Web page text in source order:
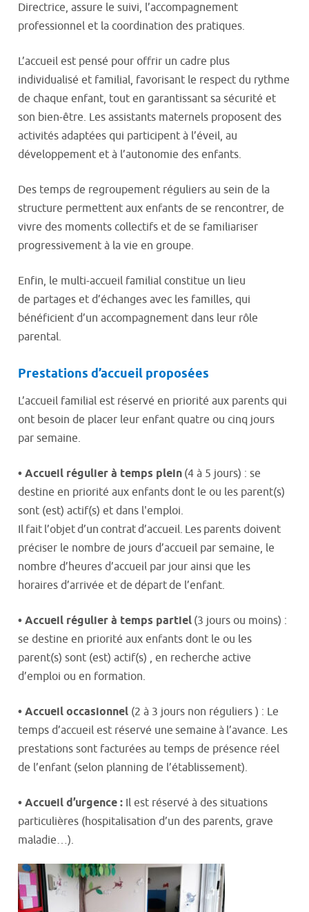
Directrice, assure le suivi, l’accompagnement
professionnel et la coordination des pratiques.
L’accueil est pensé pour offrir un cadre plus
individualisé et familial, favorisant le respect du rythme
de chaque enfant, tout en garantissant sa sécurité et
son bien-être. Les assistants maternels proposent des
activités adaptées qui participent à l’éveil, au
développement et à l’autonomie des enfants.
Des temps de regroupement réguliers au sein de la
structure permettent aux enfants de se rencontrer, de
vivre des moments collectifs et de se familiariser
progressivement à la vie en groupe.
Enfin, le multi-accueil familial constitue un lieu
de partages et d’échanges avec les familles, qui
bénéficient d’un accompagnement dans leur rôle
parental.
Prestations d’accueil proposées
L’accueil familial est réservé en priorité aux parents qui
ont besoin de placer leur enfant quatre ou cinq jours
par semaine.
•Accueil régulier à temps plein (4 à 5 jours) : se
destine en priorité aux enfants dont le ou les parent(s)
sont (est) actif(s) et dans l'emploi.
Il fait l’objet d’un contrat d’accueil. Les parents doivent
préciser le nombre de jours d’accueil par semaine, le
nombre d’heures d’accueil par jour ainsi que les
horaires d’arrivée et de départ de l’enfant.
• Accueil régulier à temps partiel (3 jours ou moins) :
se destine en priorité aux enfants dont le ou les
parent(s) sont (est) actif(s) , en recherche active
d’emploi ou en formation.
•Accueil occasionnel (2 à 3 jours non réguliers ) : Le
temps d’accueil est réservé une semaine à l’avance. Les
prestations sont facturées au temps de présence réel
de l’enfant (selon planning de l’établissement).
•Accueil d’urgence : Il est réservé à des situations
particulières (hospitalisation d’un des parents, grave
maladie…).